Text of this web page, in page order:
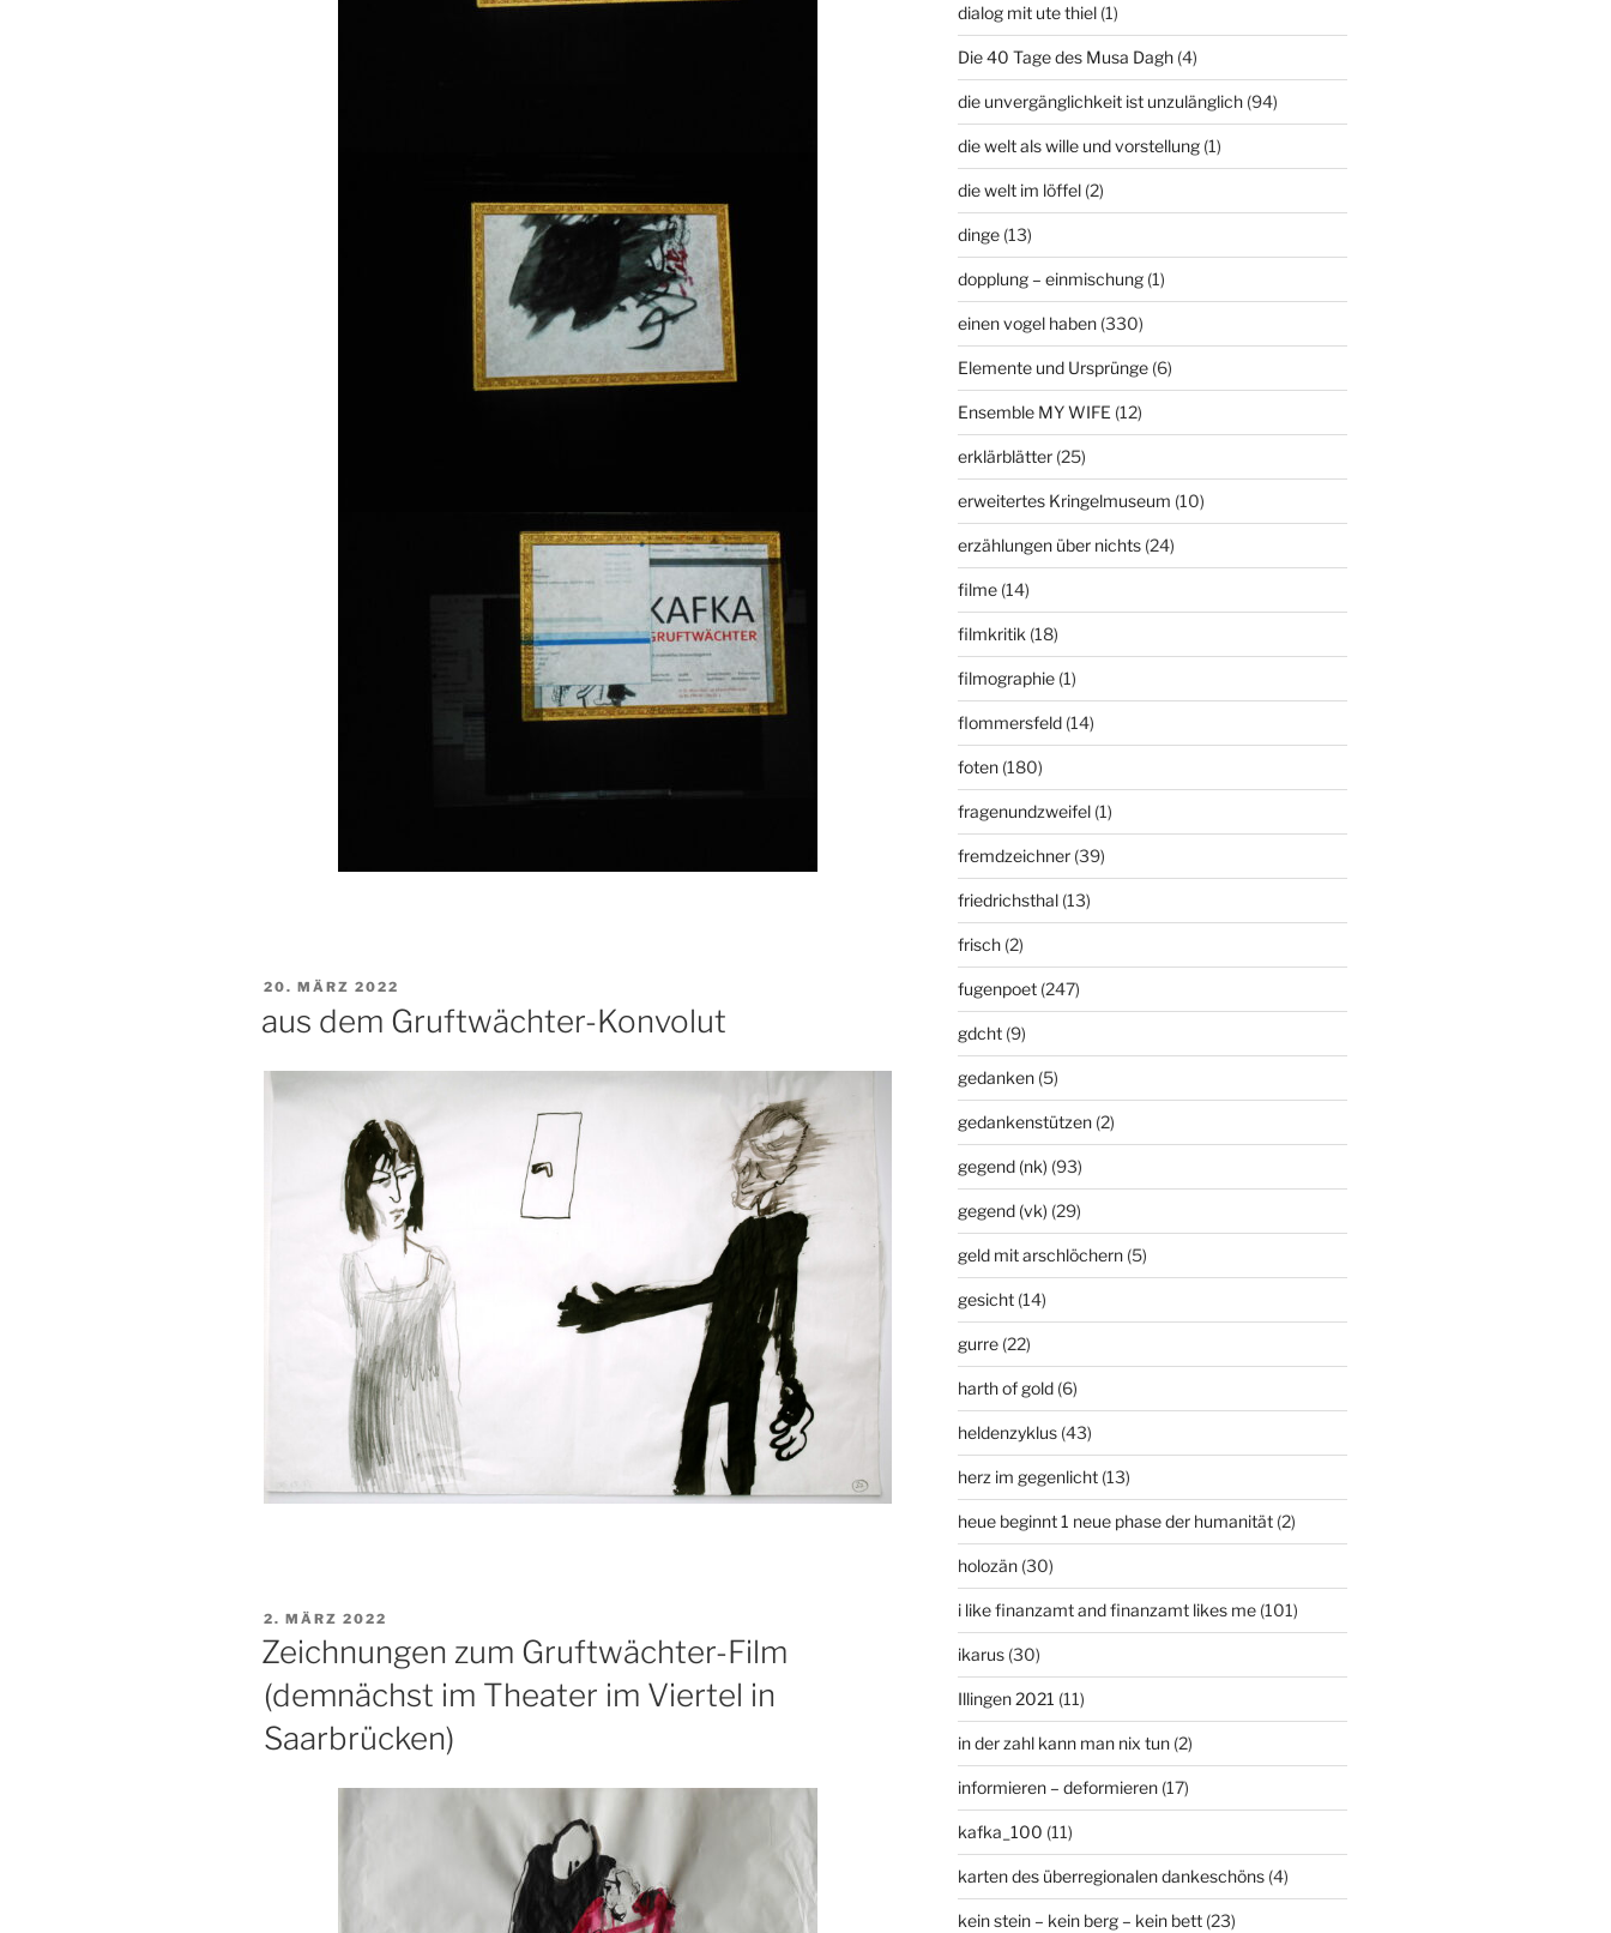
VERÖFFENTLICHT
20. MÄRZ 2022
aus dem Gruftwächter-Konvolut
VERÖFFENTLICHT
AM
2. MÄRZ 2022
Zeichnungen zum Gruftwächter-Film
(demnächst im Theater im Viertel in
Saarbrücken)
dialog mit ute thiel(1)
Die 40 Tage des Musa Dagh(4)
die unvergänglichkeit ist unzulänglich(94)
die welt als wille und vorstellung(1)
die welt im löffel(2)
dinge(13)
dopplung – einmischung(1)
einen vogel haben(330)
Elemente und Ursprünge(6)
Ensemble MY WIFE (12)
erklärblätter(25)
erweitertes Kringelmuseum (10)
erzählungen über nichts(24)
filme(14)
filmkritik (18)
filmographie(1)
flommersfeld(14)
foten(180)
fragenundzweifel(1)
fremdzeichner(39)
friedrichsthal(13)
frisch(2)
fugenpoet(247)
gdcht(9)
gedanken(5)
gedankenstützen(2)
gegend (nk) (93)
gegend (vk) (29)
geld mit arschlöchern(5)
gesicht(14)
gurre(22)
harth of gold(6)
heldenzyklus(43)
herz im gegenlicht(13)
heue beginnt 1 neue phase der humanität(2)
holozän(30)
i like finanzamt and finanzamt likes me(101)
ikarus(30)
Illingen 2021 (11)
in der zahl kann man nix tun(2)
informieren – deformieren(17)
kafka_100 (11)
karten des überregionalen dankeschöns(4)
kein stein – kein berg – kein bett(23)